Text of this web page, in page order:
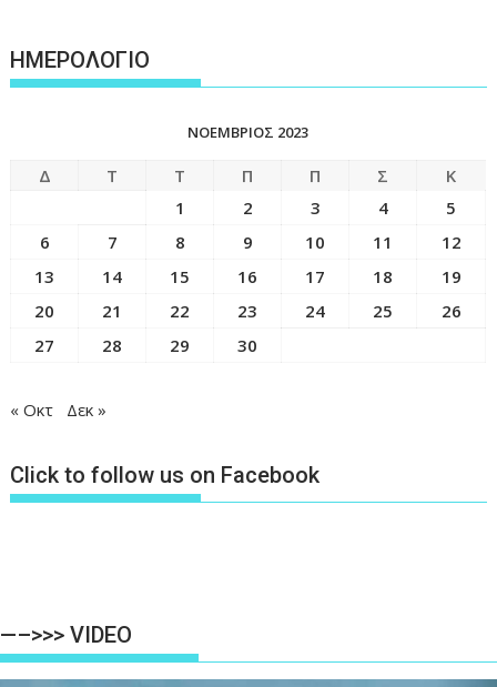
ΗΜΕΡΟΛΟΓΙΟ
ΝΟΈΜΒΡΙΟΣ 2023
Δ Τ Τ Π Π Σ
Κ
1
2 3 4
5
6
7 8 9 10 11
12
13
14 15 16 17 18
19
20
21 22 23 24 25
26
27
28 29 30
« Οκτ Δεκ »
Click to follow us on Facebook
—–>>> VIDEO